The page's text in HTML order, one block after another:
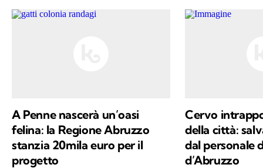
all’aria aperta, e appena posso mi cimento in
A Penne nascerà un’oasi
felina: la Regione Abruzzo
stanzia 20mila euro per il
progetto
Cervo
della città:
dal personale
d’Abruzzo